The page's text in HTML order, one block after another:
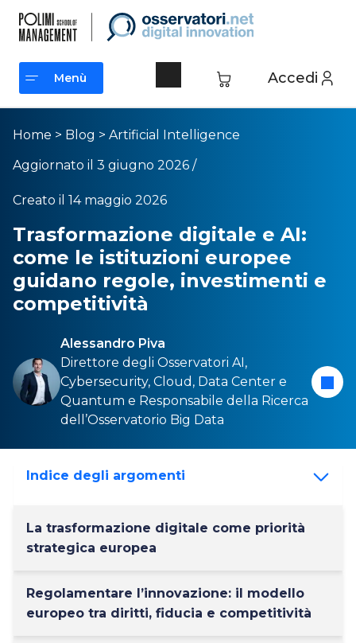
Accedi
Menù
Menù
Home > Blog > Artificial Intelligence
Aggiornato il 3 giugno 2026 /
Creato il 14 maggio 2026
Trasformazione digitale e AI:
come le istituzioni europee
guidano regole, investimenti e
competitività
Alessandro Piva
Direttore degli Osservatori AI,
Cybersecurity, Cloud , Data Center e
Quantum e Responsabile della Ricerca
dell’Osservatorio Big Data
Indice degli argomenti
La trasformazione digitale come priorità
strategica europea
Regolamentare l’innovazione: il modello
europeo tra diritti, fiducia e competitività